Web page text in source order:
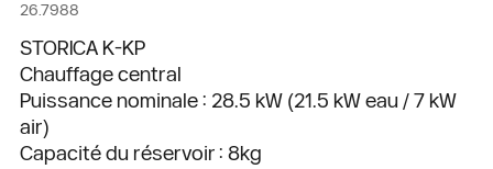
26.7988
STORICA K-KP
Chauffage central
Puissance nominale : 28.5 kW (21.5 kW eau / 7 kW
air)
Capacité du réservoir : 8kg